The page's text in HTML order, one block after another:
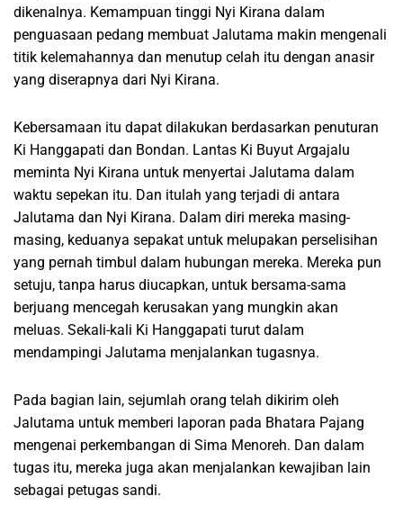
dikenalnya. Kemampuan tinggi Nyi Kirana dalam
penguasaan pedang membuat Jalutama makin mengenali
titik kelemahannya dan menutup celah itu dengan anasir
yang diserapnya dari Nyi Kirana.
Kebersamaan itu dapat dilakukan berdasarkan penuturan
Ki Hanggapati dan Bondan. Lantas Ki Buyut Argajalu
meminta Nyi Kirana untuk menyertai Jalutama dalam
waktu sepekan itu. Dan itulah yang terjadi di antara
Jalutama dan Nyi Kirana. Dalam diri mereka masing-
masing, keduanya sepakat untuk melupakan perselisihan
yang pernah timbul dalam hubungan mereka. Mereka pun
setuju, tanpa harus diucapkan, untuk bersama-sama
berjuang mencegah kerusakan yang mungkin akan
meluas. Sekali-kali Ki Hanggapati turut dalam
mendampingi Jalutama menjalankan tugasnya.
Pada bagian lain, sejumlah orang telah dikirim oleh
Jalutama untuk memberi laporan pada Bhatara Pajang
mengenai perkembangan di Sima Menoreh. Dan dalam
tugas itu, mereka juga akan menjalankan kewajiban lain
sebagai petugas sandi.